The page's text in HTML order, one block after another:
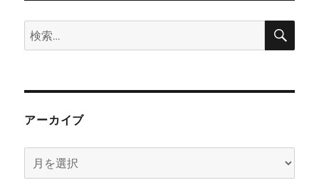
検
索:
検
アーカイブ
ー